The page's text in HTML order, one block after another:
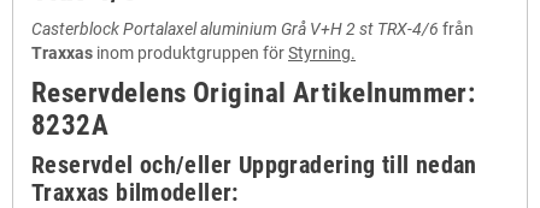
Casterblock Portalaxel aluminium Grå V+H 2 st TRX-4/6 från
Traxxas inom produktgruppen förStyrning.
Reservdelens Original Artikelnummer:
8232A
Reservdel och/eller Uppgradering till nedan
Traxxas bilmodeller: